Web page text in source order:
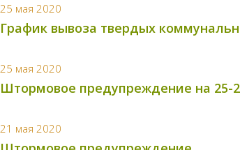
25 мая 2020
График вывоза твердых
25 мая 2020
Штормовое предупреждение на 25-
21 мая 2020